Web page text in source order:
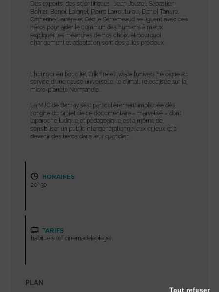
Des experts, des scientifiques : Jean Jouzel, Sébastien
Bohler, Benoit Laignel, Pierre Larrouturou, Daniel Tanuro,
Catherine Larrère et Cécile Sénémeaud se liguent avec ces
héros pour aider le commun des humains à mieux
expliquer les méandres de nos choix, et pourquoi
changement et adaptation sont des alliés précieux.
L’humour en bouclier, Erik Fretel twiste l’univers héroïque au
service d’une cause universelle, le climat, relocalisée sur la
micro-planète Normandie.
La MJC de Bernay s’est particulièrement impliquée dès
l'origine du projet de ce documentaire « marvelisé » dont
l’approche ludique et pédagogique est à même de
sensibiliser un public intergénérationnel aux enjeux et à
devenir des héros dans leur quotidien.
HORAIRES
20h30
TARIFS
habituels (cf cinemadelaplage)
PLAN
Tout refuser